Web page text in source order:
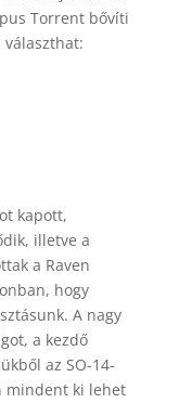
Torrent bővíti
választhat:
kapott,
illetve a
a Raven
hogy
A nagy
a kezdő
az SO-14-
mindent ki lehet